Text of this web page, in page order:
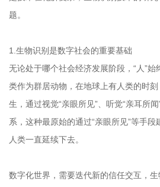
题。
1.生物识别是数字社会的重要基础
无论处于哪个社会经济发展阶段，“人”始
类作为群居动物，在地球上有人类的时刻
生，通过视觉“亲眼所见”、听觉“亲耳所
系，这种最原始的通过“亲眼所见”等手段
人类一直延续下去。
数字化世界，需要迭代新的信任交互，